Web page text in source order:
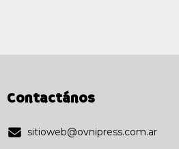
Contactános
sitioweb@ovnipress.com.ar